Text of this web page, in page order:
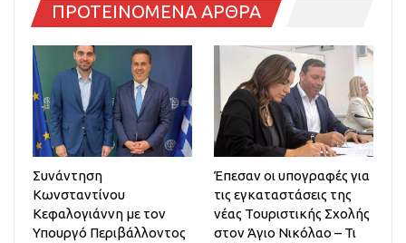
ΠΡΟΤΕΙΝΟΜΕΝΑ ΑΡΘΡΑ
Συνάντηση
Κωνσταντίνου
Κεφαλογιάννη με τον
Υπουργό Περιβάλλοντος
Έπεσαν οι υπογραφές για
τις εγκαταστάσεις της
νέας Τουριστικής Σχολής
στον Άγιο Νικόλαο – Τι